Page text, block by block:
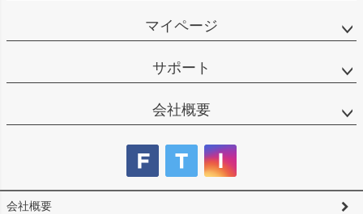
マイページ
サポート
会社概要
会社概要